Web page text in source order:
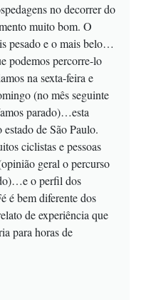
no decorrer do
muito bom. O
pesado e o mais belo…
podemos percorre-lo
na sexta-feira e
(no mês seguinte
parado)…esta
de São Paulo.
ciclistas e pessoas
geral o percurso
o perfil dos
é bem diferente dos
de experiência que
para horas de